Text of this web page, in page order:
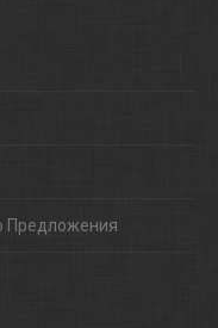
Предложения